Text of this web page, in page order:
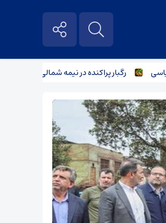
رگبار پراکنده در نیمه شمالی استان تهران تا